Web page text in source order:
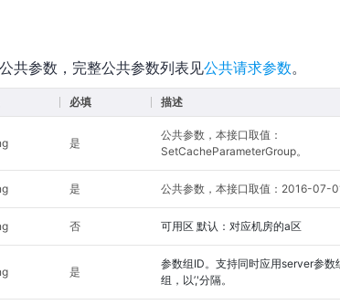
共参数，完整公共参数列表见公共请求参数。
必填 描述
是
公共参数，本接口取值：
SetCacheParameterGroup。
是 公共参数，本接口取值：2016-07-01
否 可用区 默认：对应机房的a区
是
参数组ID。支持同时应用server参数
组，以’,'分隔。